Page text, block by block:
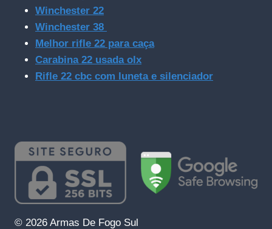
Winchester 22
Winchester 38
Melhor rifle 22 para caça
Carabina 22 usada olx
Rifle 22 cbc com luneta e silenciador
© 2026 Armas De Fogo Sul